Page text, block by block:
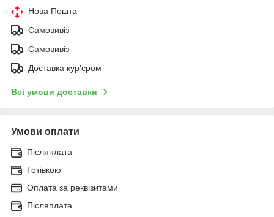
Нова Пошта
Самовивіз
Самовивіз
Доставка кур'єром
Всі умови доставки
Умови оплати
Післяплата
Готівкою
Оплата за реквізитами
Післяплата